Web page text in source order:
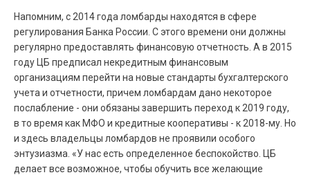
Напомним, с 2014 года ломбарды находятся в сфере
регулирования Банка России. С этого времени они должны
регулярно предоставлять финансовую отчетность. А в 2015
году ЦБ предписал некредитным финансовым
организациям перейти на новые стандарты бухгалтерского
учета и отчетности, причем ломбардам дано некоторое
послабление - они обязаны завершить переход к 2019 году,
в то время как МФО и кредитные кооперативы - к 2018-му. Но
и здесь владельцы ломбардов не проявили особого
энтузиазма. «У нас есть определенное беспокойство. ЦБ
делает все возможное, чтобы обучить все желающие